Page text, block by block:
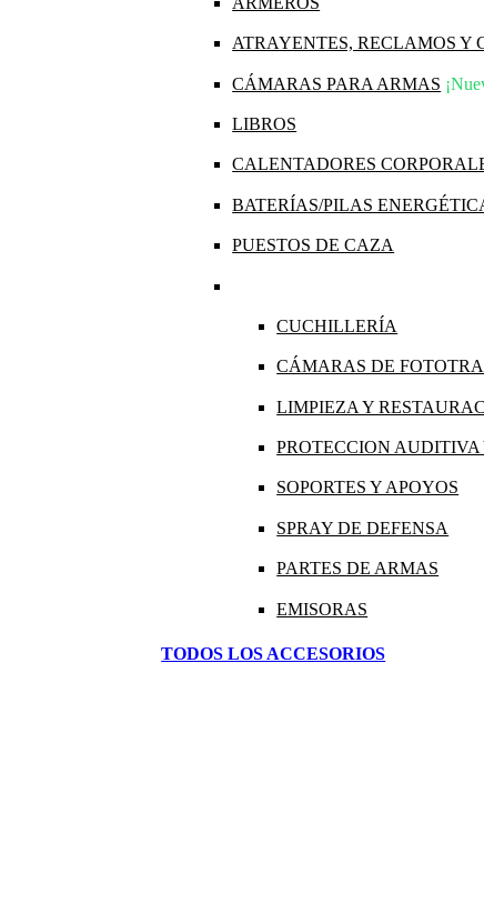
ATRAYENTES, RECLAMOS Y
CÁMARAS PARA ARMAS
LIBROS
CALENTADORES
BATERÍAS/PILAS
PUESTOS DE CAZA
CUCHILLERÍA
CÁMARAS DE
LIMPIEZA Y
PROTECCION AUDITIVA
SOPORTES Y APOYOS
SPRAY DE DEFENSA
PARTES DE ARMAS
EMISORAS
TODOS LOS ACCESORIOS